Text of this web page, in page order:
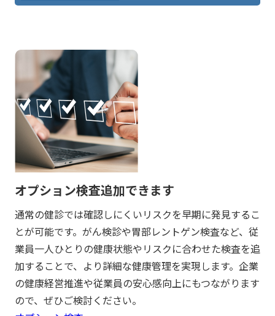
オプション検査追加できます
通常の健診では確認しにくいリスクを早期に発見するこ
とが可能です。がん検診や胃部レントゲン検査など、従
業員一人ひとりの健康状態やリスクに合わせた検査を追
加することで、より詳細な健康管理を実現します。企業
の健康経営推進や従業員の安心感向上にもつながります
ので、ぜひご検討ください。